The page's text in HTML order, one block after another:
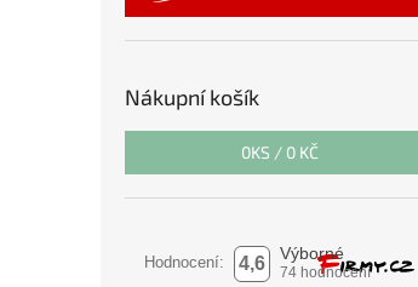
Nákupní košík
0KS / 0 KČ